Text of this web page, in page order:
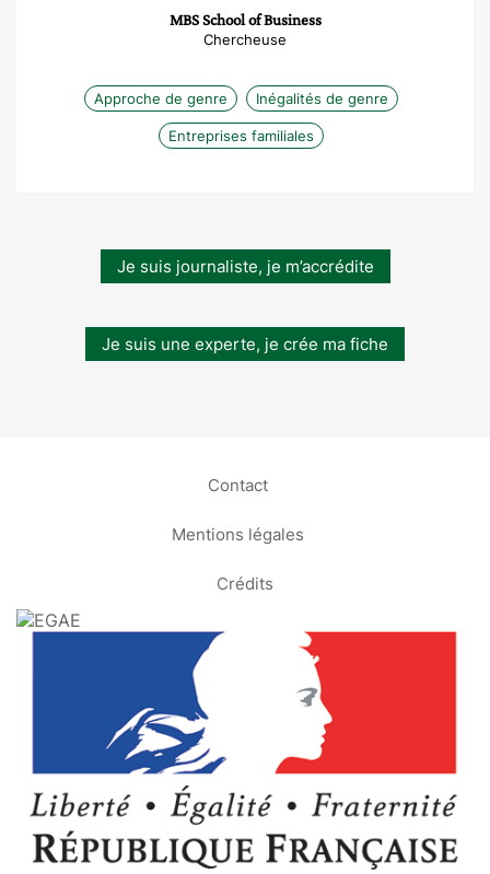
MBS School of Business
Chercheuse
Approche de genre Inégalités de genre
Entreprises familiales
Je suis journaliste, je m’accrédite
Je suis une experte, je crée ma fiche
Contact
Mentions légales
Crédits